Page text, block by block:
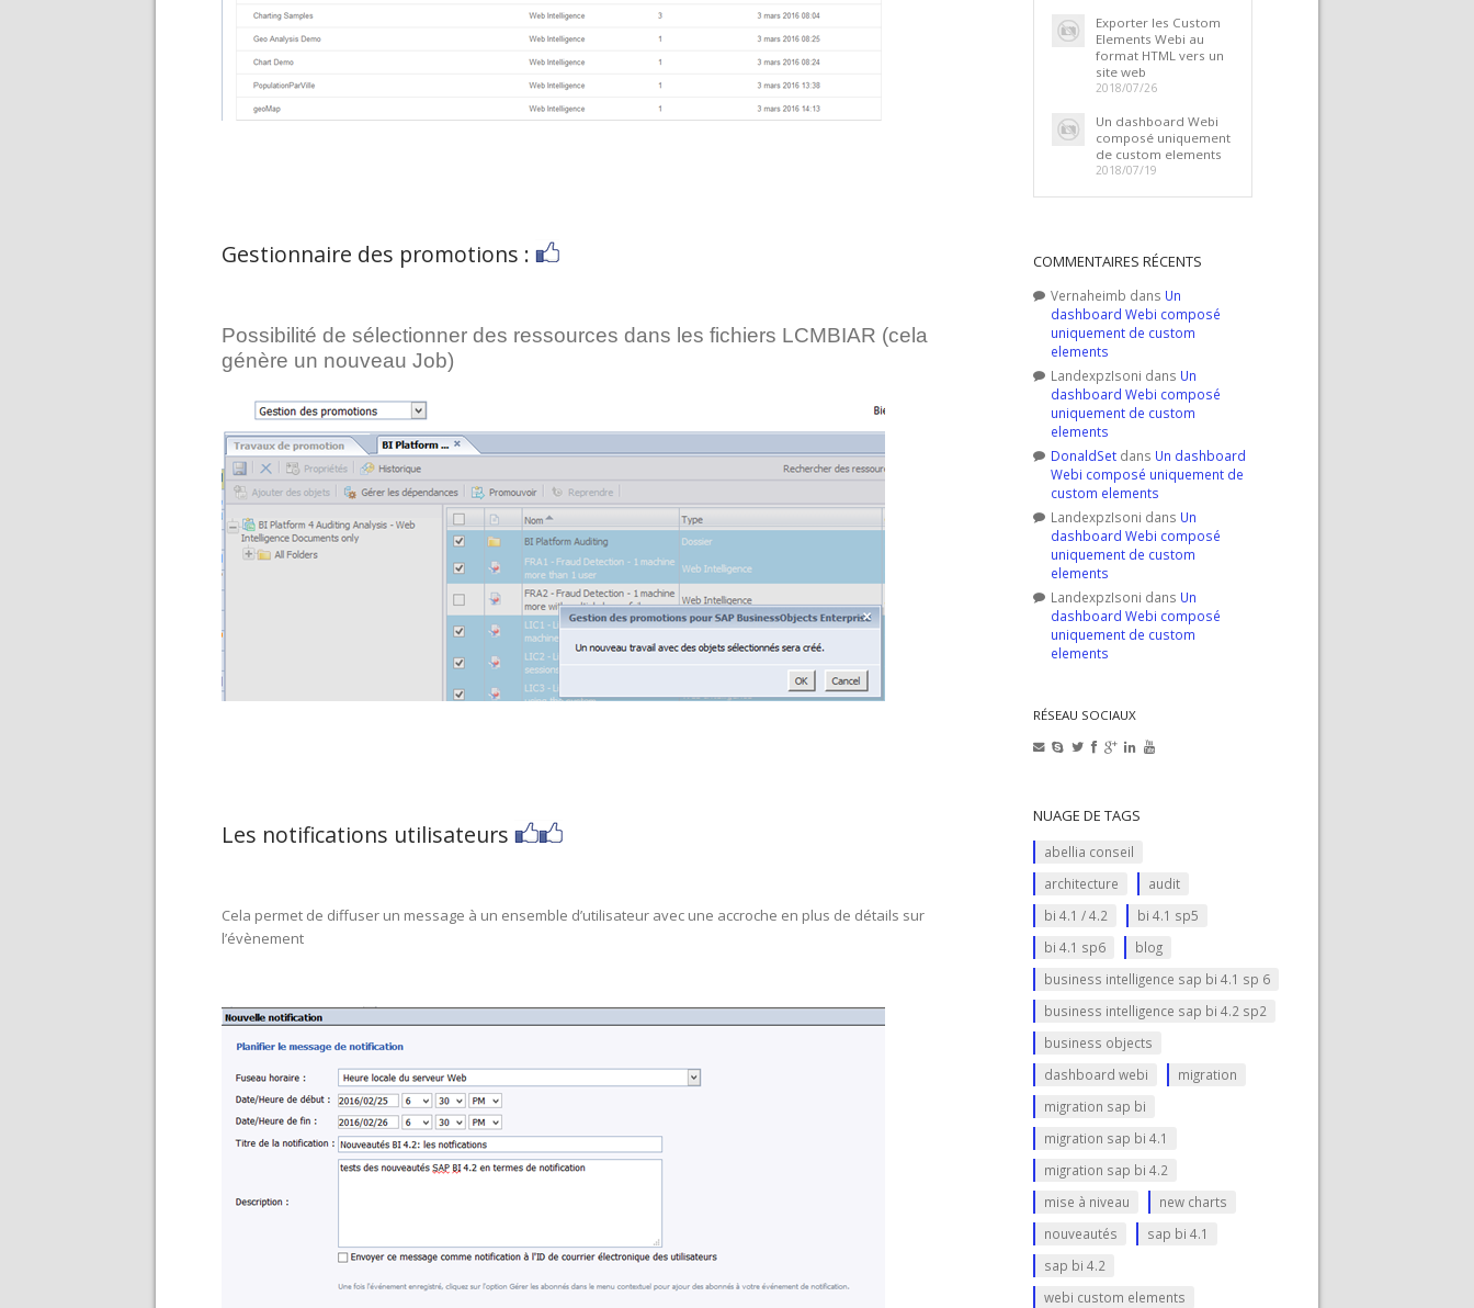
Gestionnaire des promotions :
Possibilité de sélectionner des ressources dans les fichiers LCMBIAR (cela
génère un nouveau Job)
Les notifications utilisateurs
Cela permet de diffuser un message à un ensemble d’utilisateur avec une accroche en plus de détails sur
l’évènement
Exporter les Custom
Elements Webi au
format HTML vers un
site web
2018/07/26
Un dashboard Webi
composé uniquement
de custom elements
2018/07/19
COMMENTAIRES RÉCENTS
Vernaheimb dans Un
dashboard Webi composé
uniquement de custom
elements
LandexpzIsoni dans Un
dashboard Webi composé
uniquement de custom
elements
DonaldSet dans Un dashboard
Webi composé uniquement de
custom elements
LandexpzIsoni dans Un
dashboard Webi composé
uniquement de custom
elements
LandexpzIsoni dans Un
dashboard Webi composé
uniquement de custom
elements
RÉSEAU SOCIAUX
NUAGE DE TAGS
abellia conseil
architecture
audit
bi 4.1 / 4.2
bi 4.1 sp5
bi 4.1 sp6
blog
business intelligence sap bi 4.1 sp 6
business intelligence sap bi 4.2 sp2
business objects
dashboard webi
migration
migration sap bi
migration sap bi 4.1
migration sap bi 4.2
mise à niveau
new charts
nouveautés
sap bi 4.1
sap bi 4.2
webi custom elements